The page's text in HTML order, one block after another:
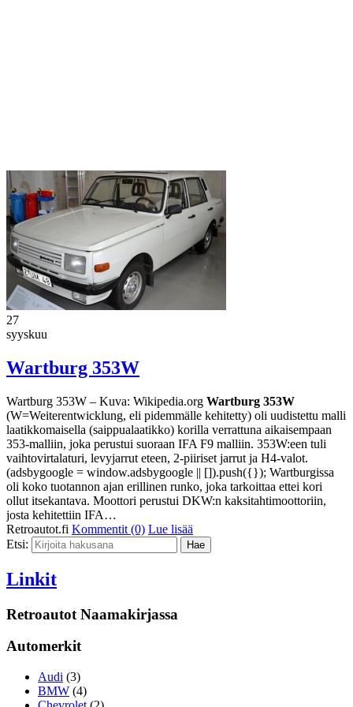
27
syyskuu
Wartburg 353W
Wartburg 353W – Kuva: Wikipedia.org Wartburg 353W
(W=Weiterentwicklung, eli pidemmälle kehitetty) oli uudistettu malli
laatikkomaisella (saippualaatikko) korilla verrattuna aikaisempaan
353-malliin, joka perustui suoraan IFA F9 malliin. 353W:een tuli
vaihtovirtalaturi, levyjarrut eteen, 2-piiriset jarrut ja H4-valot.
(adsbygoogle = window.adsbygoogle || []).push({}); Wartburgissa
oli koko tuotannon ajan erillinen runko, joka tarkoittaa ettei kori
ollut itsekantava. Moottori perustui DKW:n kaksitahtimoottoriin,
josta kehitettiin IFA…
Retroautot.fi Kommentit (0) Lue lisää
Etsi:
Linkit
Retroautot Naamakirjassa
Automerkit
Audi (3)
BMW (4)